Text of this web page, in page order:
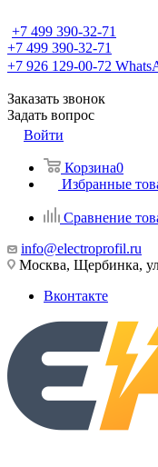
+7 499 390-32-71
+7 499 390-32-71
+7 926 129-00-72
Заказать звонок
Задать вопрос
Войти
Корзина0
Избранные
Сравнение
info@electroprofil.ru
Москва, Щербинка,
Вконтакте